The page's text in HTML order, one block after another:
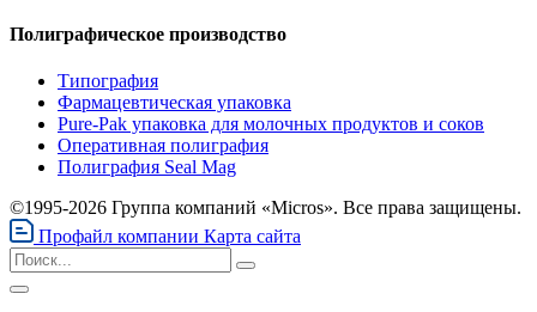
Полиграфическое производство
Типография
Фармацевтическая упаковка
Pure-Pak упаковка для молочных продуктов и соков
Оперативная полиграфия
Полиграфия Seal Mag
©1995-2026 Группа компаний «Micros». Все права защищены.
Профайл компании Карта сайта